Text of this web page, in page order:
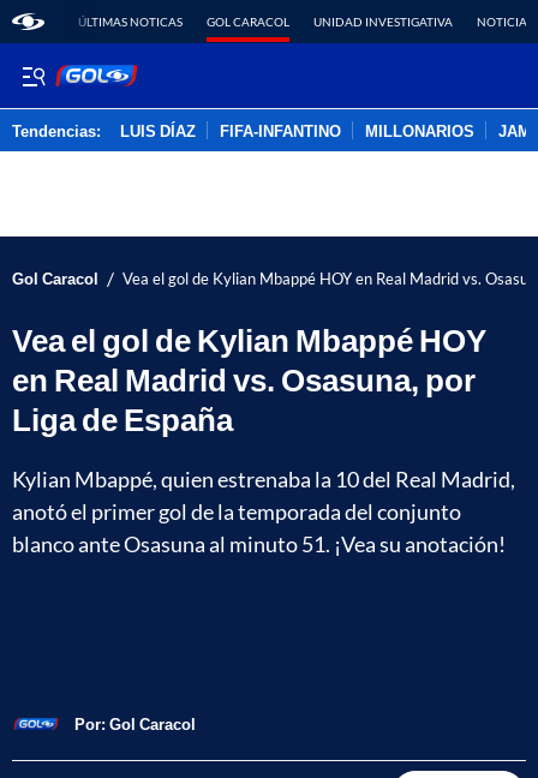
ÚLTIMAS NOTICAS GOL CARACOL UNIDAD INVESTIGATIVA NOTICIAS
Tendencias: LUIS DÍAZ FIFA-INFANTINO MILLONARIOS
Gol Caracol / Vea el gol de Kylian Mbappé HOY en Real Madrid vs.
Vea el gol de Kylian Mbappé HOY
en Real Madrid vs. Osasuna, por
Liga de España
Kylian Mbappé, quien estrenaba la 10 del Real Madrid,
anotó el primer gol de la temporada del conjunto
blanco ante Osasuna al minuto 51. ¡Vea su anotación!
Por: Gol Caracol